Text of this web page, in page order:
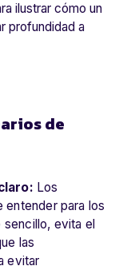
ilustrar cómo un
profundidad a
de
Los
para los
evita el
las
evitar